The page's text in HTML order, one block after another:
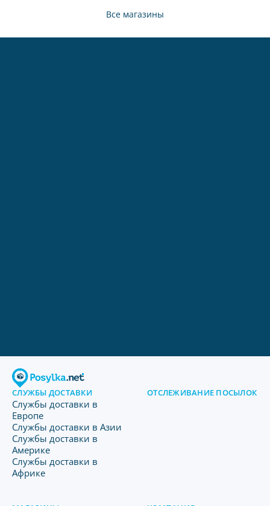
Все магазины
СЛУЖБЫ ДОСТАВКИ
Службы доставки в
Европе
Службы доставки в Азии
Службы доставки в
Америке
Службы доставки в
Африке
ОТСЛЕЖИВАНИЕ ПОСЫЛОК